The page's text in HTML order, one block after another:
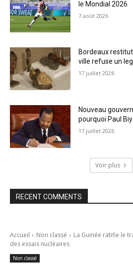
le Mondial 2026
7 août 2026
Bordeaux
ville refuse un
17 juillet 2026
Nouveau
pourquoi Paul
17 juillet 2026
Voir plus
RECENT COMMENTS